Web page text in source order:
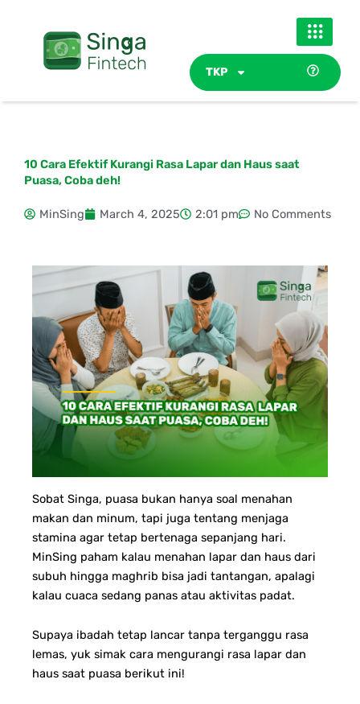
TKP
10 Cara Efektif Kurangi Rasa Lapar dan Haus saat
Puasa, Coba deh!
MinSing March 4, 2025 2:01 pm No Comments
Sobat Singa, puasa bukan hanya soal menahan
makan dan minum, tapi juga tentang menjaga
stamina agar tetap bertenaga sepanjang hari.
MinSing paham kalau menahan lapar dan haus dari
subuh hingga maghrib bisa jadi tantangan, apalagi
kalau cuaca sedang panas atau aktivitas padat.
Supaya ibadah tetap lancar tanpa terganggu rasa
lemas, yuk simak cara mengurangi rasa lapar dan
haus saat puasa berikut ini!